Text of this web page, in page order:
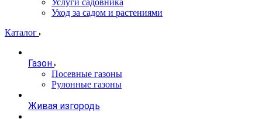
Услуги садовника
Уход за садом и растениями
Каталог
Газон
Посевные газоны
Рулонные газоны
Живая изгородь